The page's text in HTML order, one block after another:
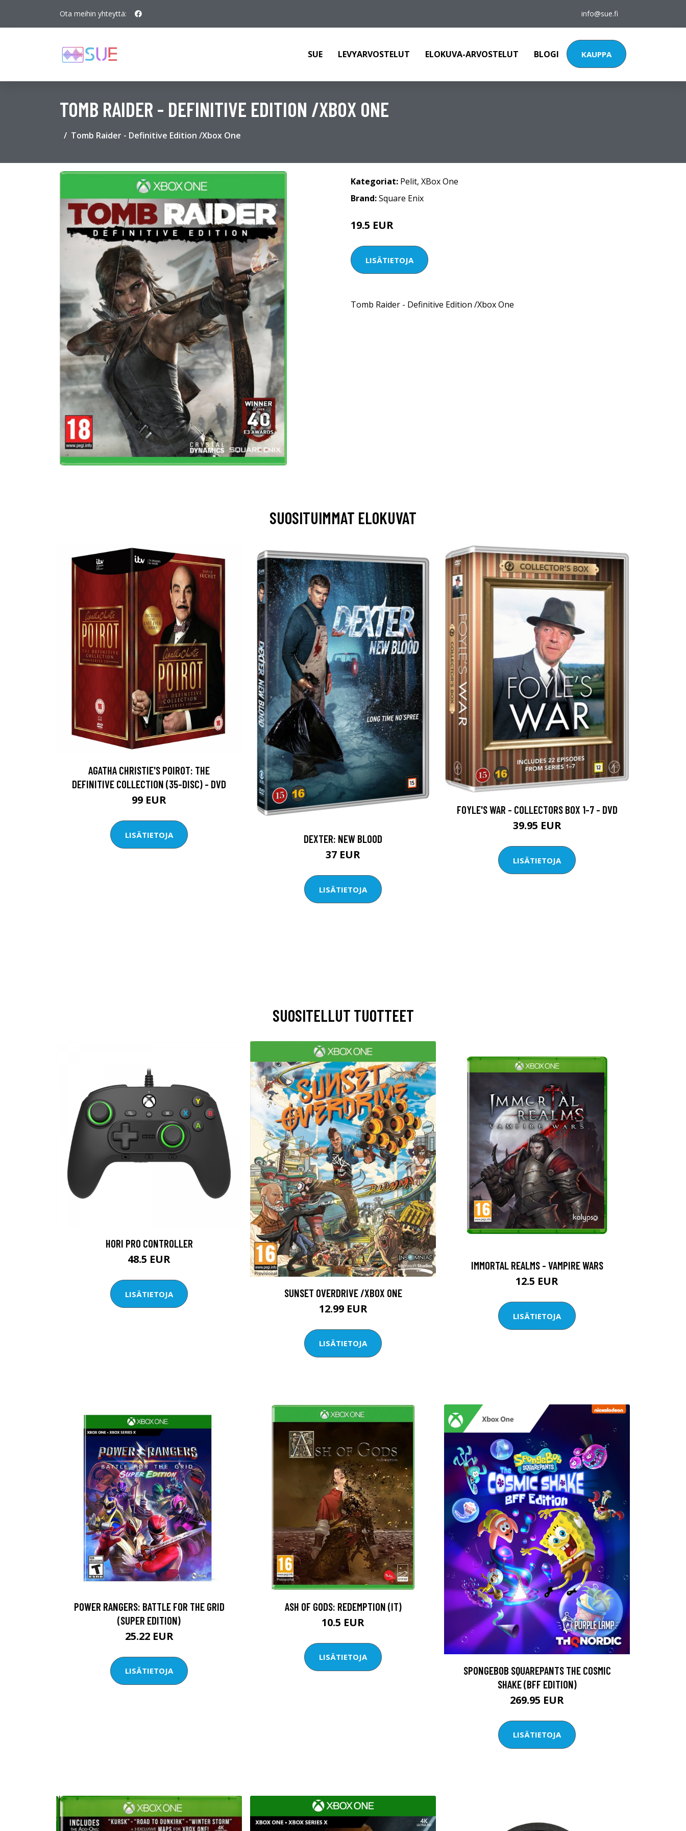
Ota meihin yhteyttä: info@sue.fi
SUE LEVYARVOSTELUT ELOKUVA-ARVOSTELUT BLOGI KAUPPA
TOMB RAIDER - DEFINITIVE EDITION /XBOX ONE
Tomb Raider - Definitive Edition /Xbox One
Kategoriat: Pelit, XBox One
Brand:Square Enix
19.5 EUR
LISÄTIETOJA
Tomb Raider - Definitive Edition /Xbox One
SUOSITUIMMAT ELOKUVAT
AGATHA CHRISTIE'S POIROT: THE
DEFINITIVE COLLECTION (35-DISC) - DVD
99 EUR
LISÄTIETOJA DEXTER: NEW BLOOD
37 EUR
LISÄTIETOJA
FOYLE'S WAR - COLLECTORS BOX 1-7 - DVD
39.95 EUR
LISÄTIETOJA
SUOSITELLUT TUOTTEET
HORI PRO CONTROLLER
48.5 EUR
LISÄTIETOJA SUNSET OVERDRIVE /XBOX ONE
12.99 EUR
LISÄTIETOJA
IMMORTAL REALMS - VAMPIRE WARS
12.5 EUR
LISÄTIETOJA
POWER RANGERS: BATTLE FOR THE GRID
(SUPER EDITION)
25.22 EUR
LISÄTIETOJA
ASH OF GODS: REDEMPTION (IT)
10.5 EUR
LISÄTIETOJA
SPONGEBOB SQUAREPANTS THE COSMIC
SHAKE (BFF EDITION)
269.95 EUR
LISÄTIETOJA